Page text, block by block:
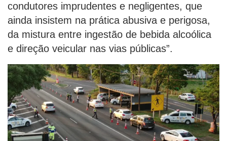
condutores imprudentes e negligentes, que
ainda insistem na prática abusiva e perigosa,
da mistura entre ingestão de bebida alcoólica
e direção veicular nas vias públicas”.